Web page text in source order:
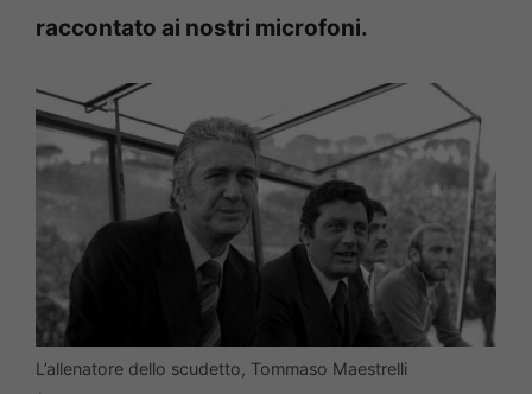
raccontato ai nostri microfoni.
L’allenatore dello scudetto, Tommaso Maestrelli